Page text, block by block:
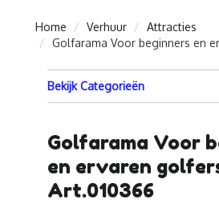
Home
Verhuur
Attracties
Golfarama Voor beginners en
Bekijk Categorieën
Golfarama Voor
en ervaren
Art.010366